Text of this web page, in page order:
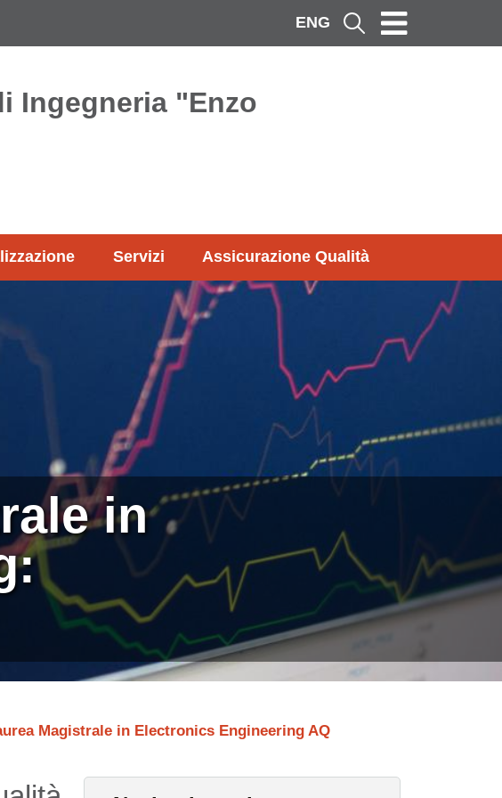
ENG Cerca
Ingegneria "Enzo
Servizi
Assicurazione Qualità
in
Magistrale in Electronics Engineering AQ